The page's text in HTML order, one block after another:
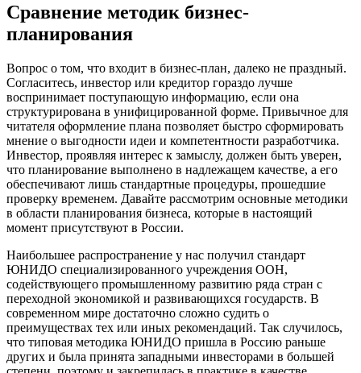
Сравнение методик бизнес-
планирования
Вопрос о том, что входит в бизнес-план, далеко не праздный.
Согласитесь, инвестор или кредитор гораздо лучше
воспринимает поступающую информацию, если она
структурирована в унифицированной форме. Привычное для
читателя оформление плана позволяет быстро сформировать
мнение о выгодности идеи и компетентности разработчика.
Инвестор, проявляя интерес к замыслу, должен быть уверен,
что планирование выполнено в надлежащем качестве, а его
обеспечивают лишь стандартные процедуры, прошедшие
проверку временем. Давайте рассмотрим основные методики
в области планирования бизнеса, которые в настоящий
момент присутствуют в России.
Наибольшее распространение у нас получил стандарт
ЮНИДО специализированного учреждения ООН,
содействующего промышленному развитию ряда стран с
переходной экономикой и развивающихся государств. В
современном мире достаточно сложно судить о
преимуществах тех или иных рекомендаций. Так случилось,
что типовая методика ЮНИДО пришла в Россию раньше
других и была принята западными инвесторами в большей